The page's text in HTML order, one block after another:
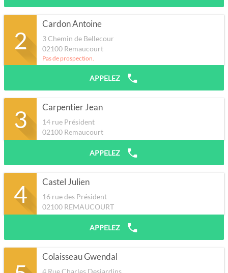
2
Cardon Antoine
3 Chemin de Bellecour
02100 Remaucourt
Pas de prospection.
APPELEZ
3 Carpentier Jean
14 rue Président
02100 Remaucourt
APPELEZ
4 Castel Julien
16 rue des Président
02100 REMAUCOURT
APPELEZ
Colaisseau Gwendal